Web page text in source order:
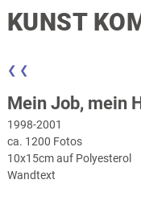
KUNST
❮ ❮
Mein Job, mein
1998-2001
ca. 1200 Fotos
10x15cm auf Polyesterol
Wandtext